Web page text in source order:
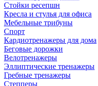
Стойки ресепшн
Кресла и стулья для офиса
Мебельные трибуны
Спорт
Кардиотренажеры для дома
Беговые дорожки
Велотренажеры
Эллиптические тренажеры
Гребные тренажеры
Степперы